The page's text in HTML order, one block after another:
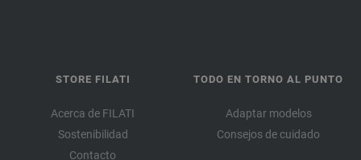
STORE FILATI
Acerca de FILATI
Sostenibilidad
Contacto
TODO EN TORNO AL PUNTO
Adaptar modelos
Consejos de cuidado